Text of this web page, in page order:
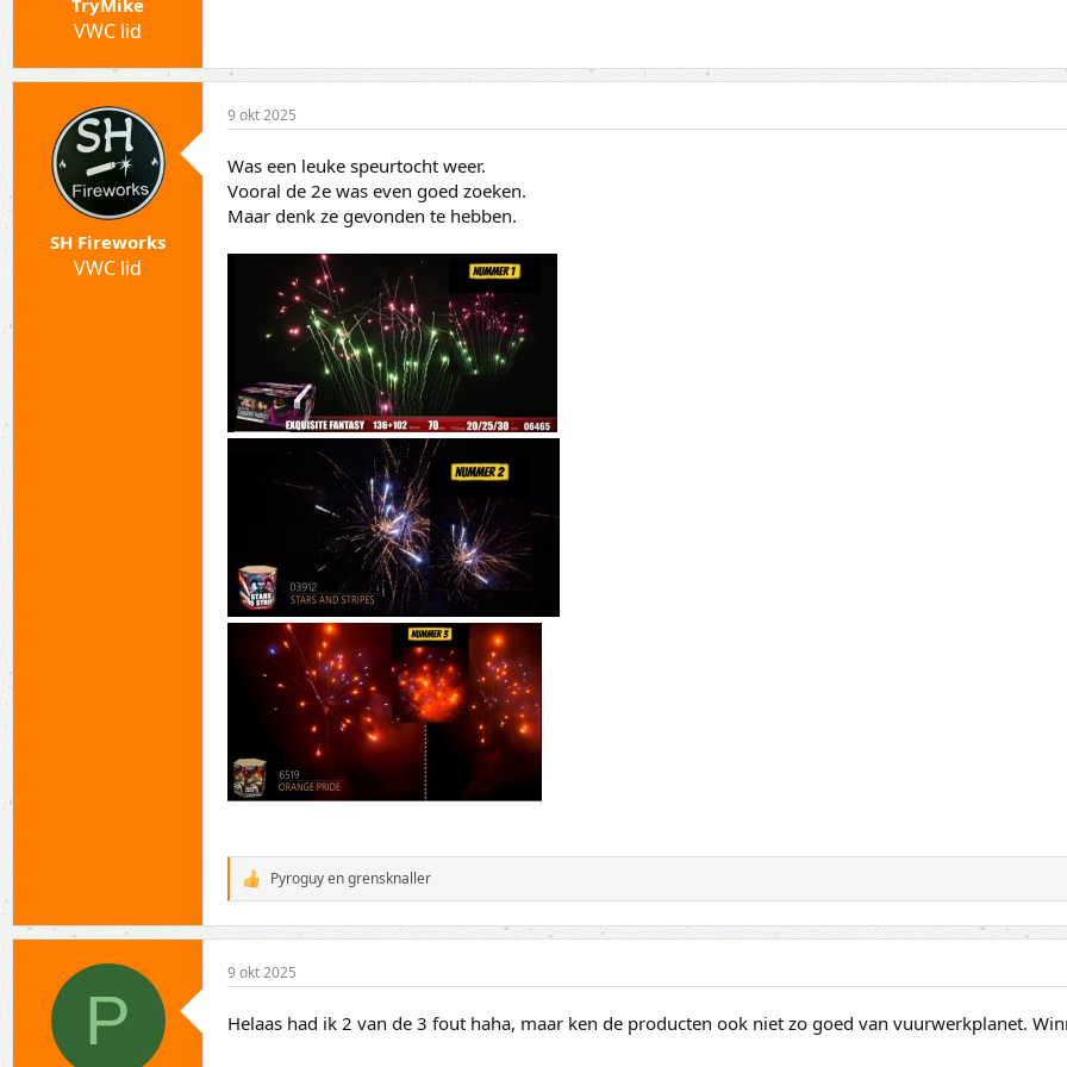
TryMike
VWC lid
SH Fireworks
VWC lid
9 okt 2025
Was een leuke speurtocht weer.
Vooral de 2e was even goed zoeken.
Maar denk ze gevonden te hebben.
W
a
a
r
e
i
Pyroguyengrensknaller
P
9 okt 2025
Helaas had ik 2 van de 3 fout haha, maar ken de producten ook niet zo goed van vuurwerkplanet.